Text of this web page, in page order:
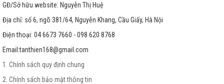
GĐ/Sở hữu website: Nguyễn Thị Huệ
Địa chỉ: số 6, ngõ 381/64, Nguyễn Khang, Cầu Giấy, Hà Nội
Điện thoại: 04 6673 7660 - 098 620 8768
Email:tanthien168@gmail.com
1. Chính sách quy định chung
2. Chính sách bảo mật thông tin